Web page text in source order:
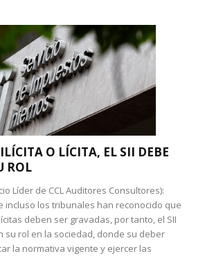
O LÍCITA, EL SII DEBE
ROL
Líder de CCL Auditores Consultores):
incluso los tribunales han reconocido que
deben ser gravadas, por tanto, el SII
su rol en la sociedad, donde su deber
la normativa vigente y ejercer las